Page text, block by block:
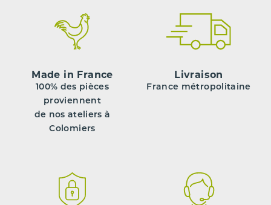
Made in France
100% des pièces
proviennent
de nos ateliers à
Colomiers
Livraison
France métropolitaine